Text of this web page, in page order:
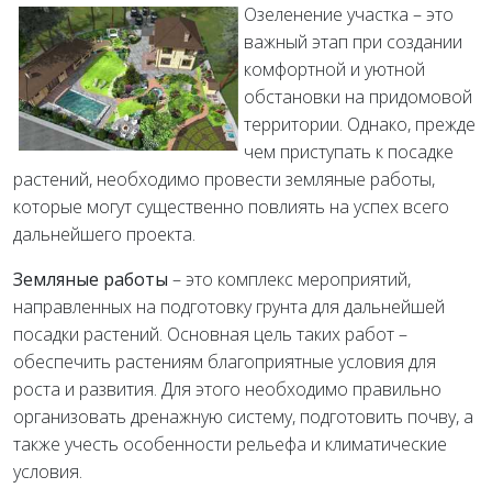
Озеленение участка – это
важный этап при создании
комфортной и уютной
обстановки на придомовой
территории. Однако, прежде
чем приступать к посадке
растений, необходимо провести земляные работы,
которые могут существенно повлиять на успех всего
дальнейшего проекта.
Земляные работы – это комплекс мероприятий,
направленных на подготовку грунта для дальнейшей
посадки растений. Основная цель таких работ –
обеспечить растениям благоприятные условия для
роста и развития. Для этого необходимо правильно
организовать дренажную систему, подготовить почву, а
также учесть особенности рельефа и климатические
условия.